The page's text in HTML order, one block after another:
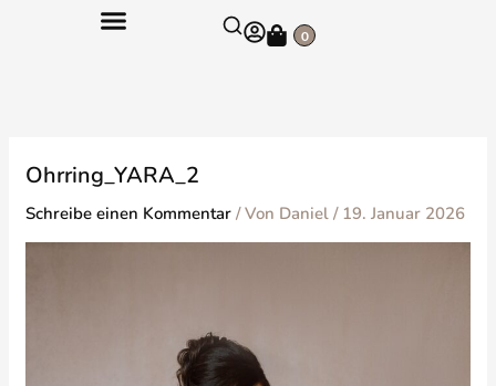
0
Warenkorb
Ohrring_YARA_2
Schreibe einen Kommentar / Von Daniel/ 19. Januar 2026